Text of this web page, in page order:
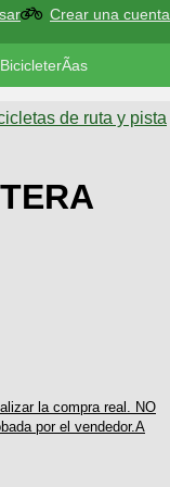
Crear una cuenta
BicicleterÃ­as
de ruta y pista
la compra real. NO
por el vendedor.A